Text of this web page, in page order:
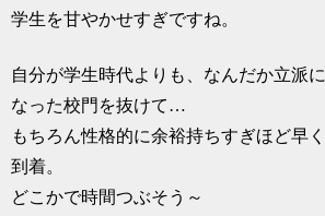
学生を甘やかせすぎですね。
自分が学生時代よりも、なんだか立派に
なった校門を抜けて…
もちろん性格的に余裕持ちすぎほど早く
到着。
どこかで時間つぶそう～